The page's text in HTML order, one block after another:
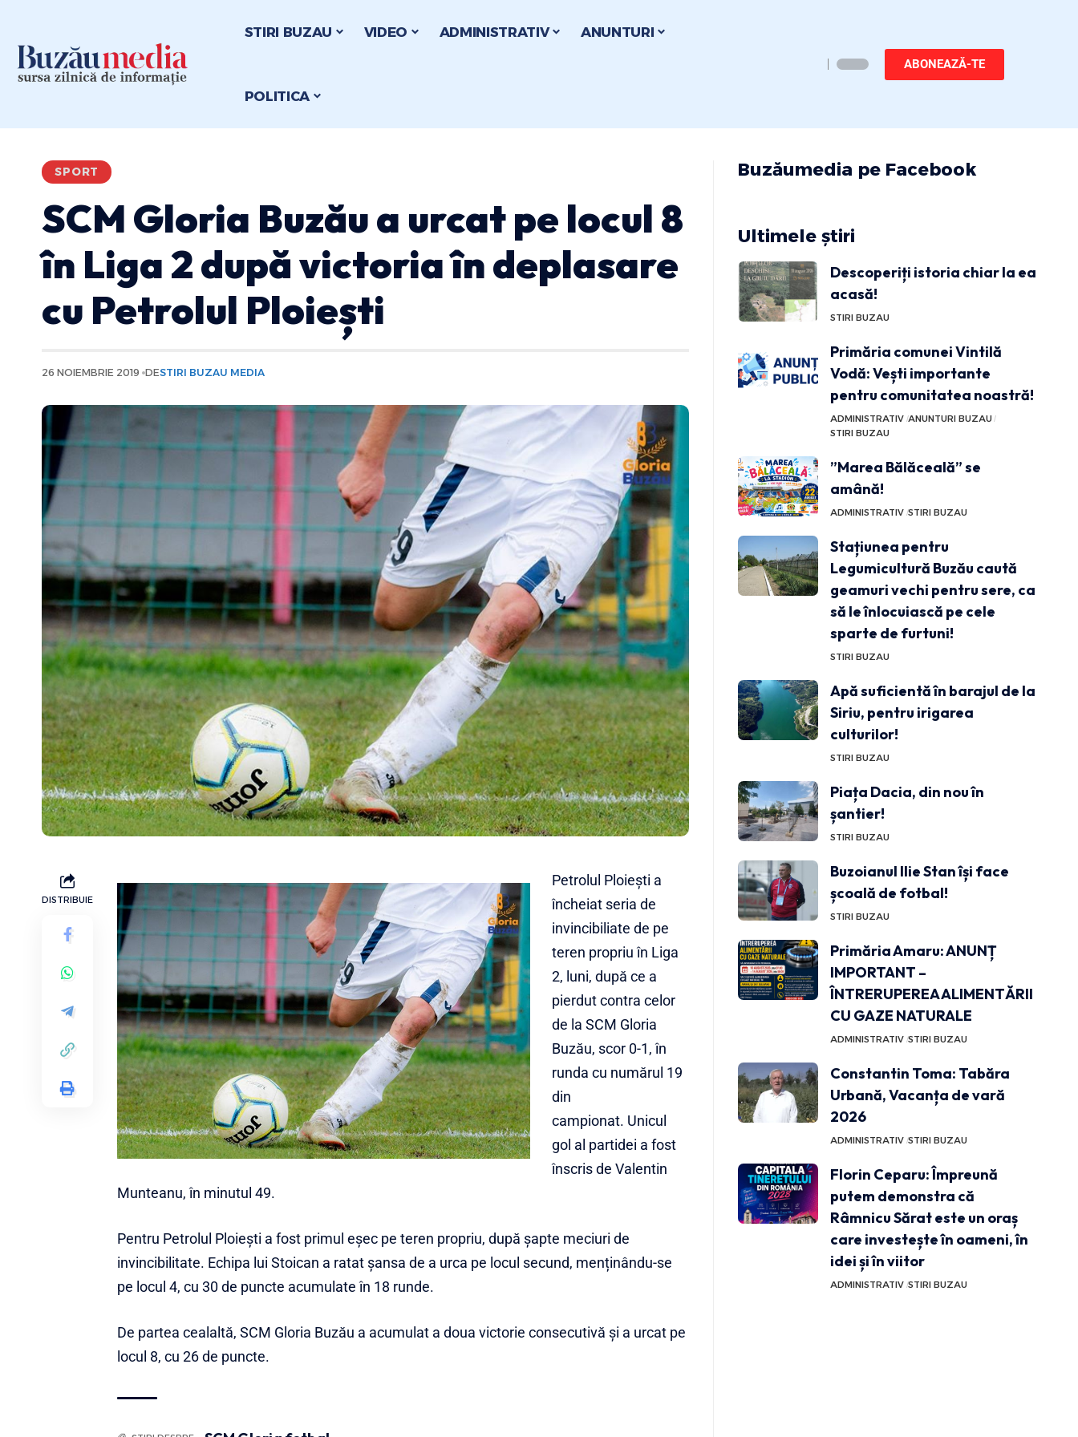
STIRI BUZAU VIDEO ADMINISTRATIV ANUNTURI
POLITICA
ABONEAZĂ-TE
SPORT
SCM Gloria Buzău a urcat pe locul 8
în Liga 2 după victoria în deplasare
cu Petrolul Ploiești
26 NOIEMBRIE 2019 DESTIRI BUZAU MEDIA
DISTRIBUIE
Petrolul Ploiești a
încheiat seria de
invincibiliate de pe
teren propriu în Liga
2, luni, după ce a
pierdut contra celor
de la SCM Gloria
Buzău, scor 0-1, în
runda cu numărul 19
din
campionat. Unicul
gol al partidei a fost
înscris de Valentin
Munteanu, în minutul 49.
Pentru Petrolul Ploiești a fost primul eșec pe teren propriu, după șapte meciuri de
invincibilitate. Echipa lui Stoican a ratat șansa de a urca pe locul secund, menținându-se
pe locul 4, cu 30 de puncte acumulate în 18 runde.
De partea cealaltă, SCM Gloria Buzău a acumulat a doua victorie consecutivă și a urcat pe
locul 8, cu 26 de puncte.
Buzăumedia pe Facebook
Ultimele știri
Descoperiți istoria chiar la ea
acasă!
STIRI BUZAU
Primăria comunei Vintilă
Vodă: Vești importante
pentru comunitatea noastră!
ADMINISTRATIV ANUNTURI BUZAU
STIRI BUZAU
”Marea Bălăceală” se
amână!
ADMINISTRATIV STIRI BUZAU
Stațiunea pentru
Legumicultură Buzău caută
geamuri vechi pentru sere, ca
să le înlocuiască pe cele
sparte de furtuni!
STIRI BUZAU
Apă suficientă în barajul de la
Siriu, pentru irigarea
culturilor!
STIRI BUZAU
Piața Dacia, din nou în
șantier!
STIRI BUZAU
Buzoianul Ilie Stan își face
școală de fotbal!
STIRI BUZAU
Primăria Amaru: ANUNȚ
IMPORTANT –
ÎNTRERUPEREA ALIMENTĂRII
CU GAZE NATURALE
ADMINISTRATIV STIRI BUZAU
Constantin Toma: Tabăra
Urbană, Vacanța de vară
2026
ADMINISTRATIV STIRI BUZAU
Florin Ceparu: Împreună
putem demonstra că
Râmnicu Sărat este un oraș
care investește în oameni, în
idei și în viitor
ADMINISTRATIV STIRI BUZAU